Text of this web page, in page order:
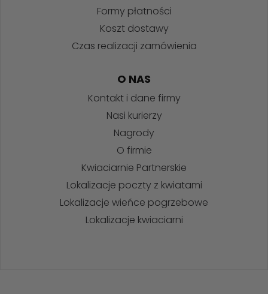
Formy płatności
Koszt dostawy
Czas realizacji zamówienia
O NAS
Kontakt i dane firmy
Nasi kurierzy
Nagrody
O firmie
Kwiaciarnie Partnerskie
Lokalizacje poczty z kwiatami
Lokalizacje wieńce pogrzebowe
Lokalizacje kwiaciarni